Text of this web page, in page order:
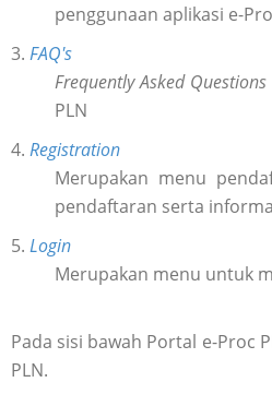
penggunaan aplikasi e-
3. FAQ's
Frequently Asked Questions
PLN
4. Registration
Merupakan menu
pendaftaran serta
5. Login
Merupakan menu untuk
Pada sisi bawah Portal e-Proc
PLN.